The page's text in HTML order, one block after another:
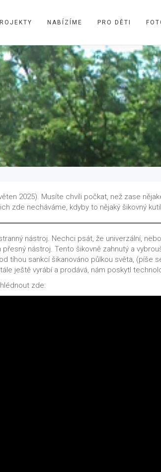
NABÍZÍME PRO DĚTI
2025). Musíte chvíli počkat, než zase
zde necháváme, kdyby to nějaký šikovný
nástroj. Nechci psát, že univerzální,
nástroj. Tento šikovně zahnutý a
tíhou sankcí šikanováno půlkou světa, (píše
ještě vyrábí a prodává, nám poskytl
zde: